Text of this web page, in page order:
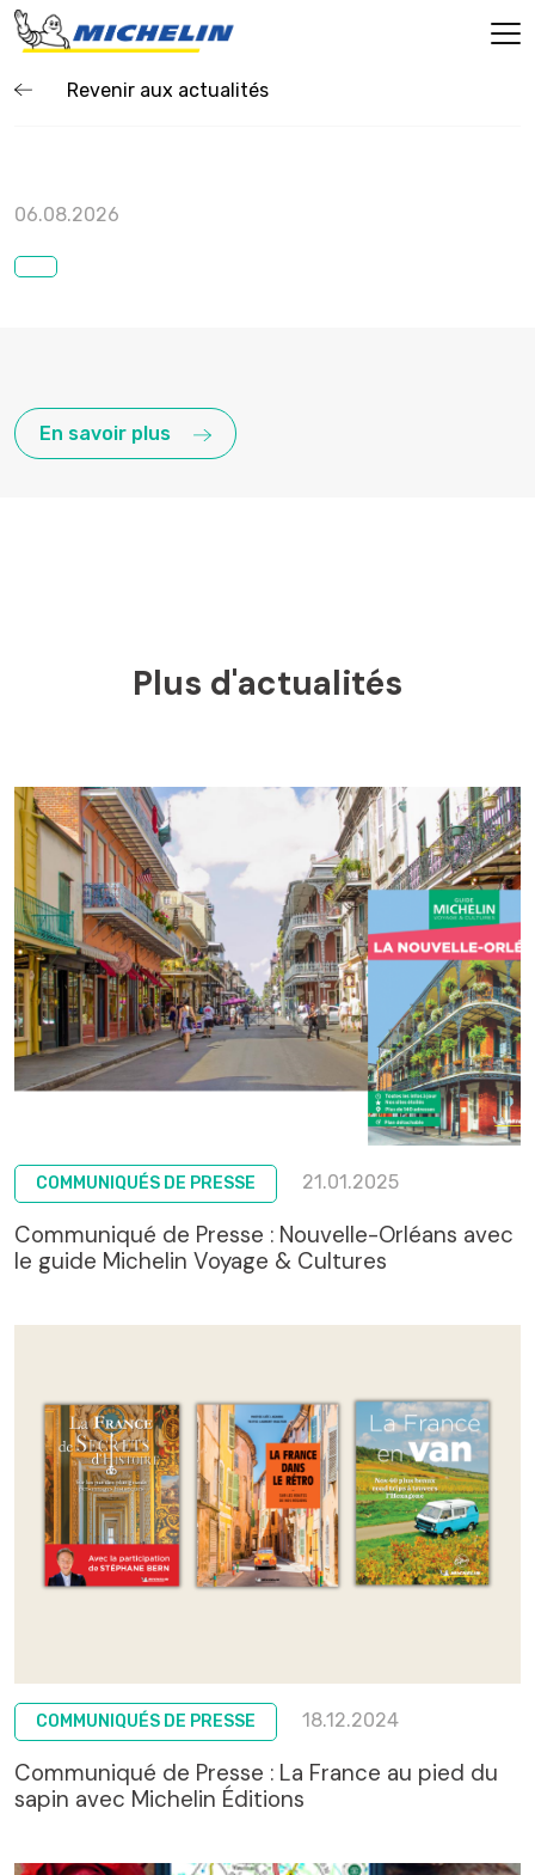
Revenir aux actualités
06.08.2026
En savoir plus
Plus d'actualités
COMMUNIQUÉS DE PRESSE 21.01.2025
Communiqué de Presse : Nouvelle-Orléans avec
le guide Michelin Voyage & Cultures
COMMUNIQUÉS DE PRESSE 18.12.2024
Communiqué de Presse : La France au pied du
sapin avec Michelin Éditions